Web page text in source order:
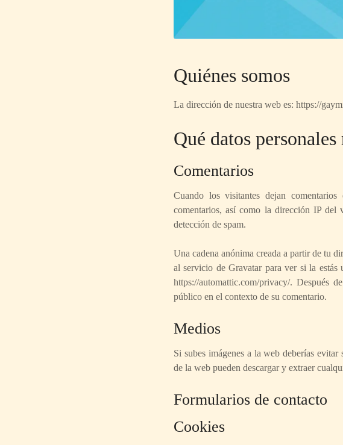
Quiénes somos
La dirección de nuestra web es: https://
Qué datos
Comentarios
Cuando los visitantes dejan
comentarios, así como la dirección IP del
detección de spam.
Una cadena anónima creada a partir de tu
al servicio de Gravatar para ver si la
https://automattic.com/privacy/. Después
público en el contexto de su comentario.
Medios
Si subes imágenes a la web deberías
de la web pueden descargar y extraer
Formularios de contacto
Cookies